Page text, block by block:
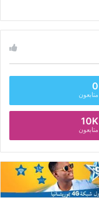
0
متابعون
10K
متابعون